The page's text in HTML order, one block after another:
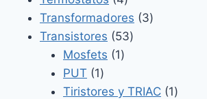
productos
Transformadores 33
Transistores 5353
Mosfets 11
PUT 11
producto
Tiristores y TRIAC 11